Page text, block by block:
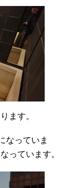
ます。
なっていま
っています。